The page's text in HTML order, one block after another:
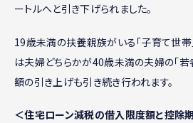
ートルへと引き下げられました。
19歳未満の扶養親族がいる「子育て世帯
は夫婦どちらかが40歳未満の夫婦の「
額の引き上げも引き続き行われます。
＜住宅ローン減税の借入限度額と控除